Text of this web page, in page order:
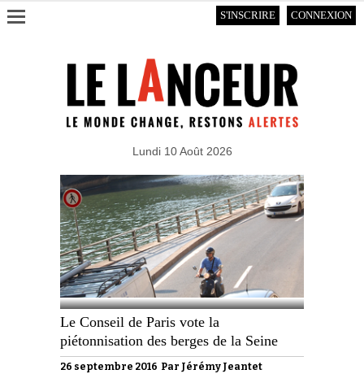
S'INSCRIRE CONNEXION
Lundi 10 Août 2026
Le Conseil de Paris vote la
piétonnisation des berges de la Seine
26 septembre 2016 Par Jérémy Jeantet